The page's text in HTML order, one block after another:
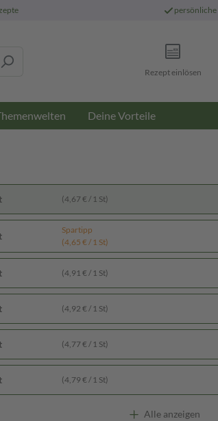
persönliche
Rezept einlösen
Deine Vorteile
Spartipp
(4,65 € / 1 St)
(4,67 € / 1 St)
(4,91 € / 1 St)
(4,92 € / 1 St)
(4,77 € / 1 St)
(4,79 € / 1 St)
Alle anzeigen